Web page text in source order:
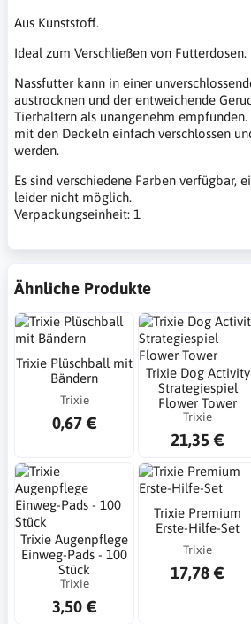
Aus Kunststoff.
Ideal zum Verschließen von Futterdosen.
Nassfutter kann in einer
austrocknen und der entweichende
Tierhaltern als unangenehm
mit den Deckeln einfach verschlossen
werden.
Es sind verschiedene Farben verfügbar,
leider nicht möglich.
Verpackungseinheit: 1
Ähnliche Produkte
Trixie Plüschball mit
Bändern
Trixie
0,67 €
Trixie Dog Activity
Strategiespiel
Flower Tower
Trixie
21,35 €
Trixie Augenpflege
Einweg-Pads - 100
Stück
Trixie
3,50 €
Trixie Premium
Erste-Hilfe-Set
Trixie
17,78 €